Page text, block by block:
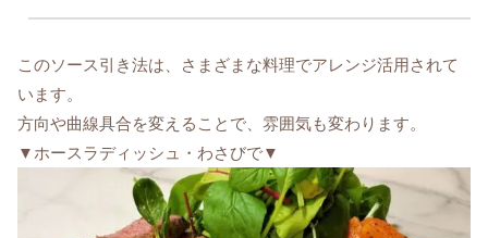
このソース引き法は、さまざまな料理でアレンジ活用されて
います。
方向や曲線具合を変えることで、雰囲気も変わります。
▼ホースラディッシュ・わさびで▼